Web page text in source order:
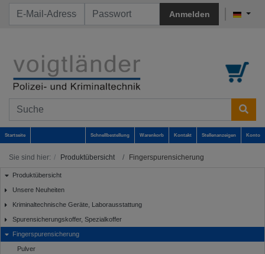
Anmelden
Startseite Schnellbestellung Warenkorb Kontakt Stellenanzeigen Konto
Sie sind hier: Produktübersicht Fingerspurensicherung
Produktübersicht
Unsere Neuheiten
Kriminaltechnische Geräte, Laborausstattung
Spurensicherungskoffer, Spezialkoffer
Fingerspurensicherung
Pulver